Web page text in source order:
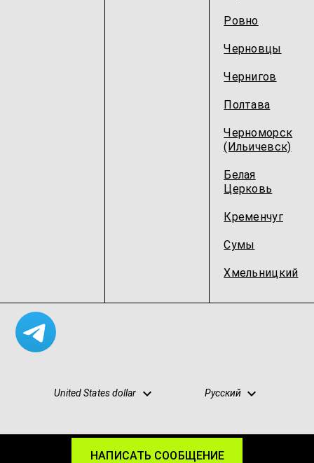
Ровно
Черновцы
Чернигов
Полтава
Черноморск
(Ильичевск)
Белая
Церковь
Кременчуг
Сумы
Хмельницкий
United States dollar Русский
НАПИСАТЬ СООБЩЕНИЕ